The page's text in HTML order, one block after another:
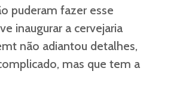
puderam fazer esse
inaugurar a cervejaria
não adiantou detalhes,
mas que tem a